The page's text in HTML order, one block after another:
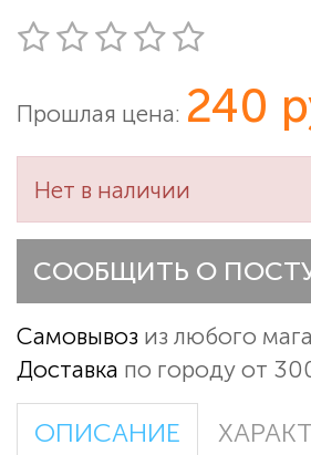
Прошлая цена: 240
Нет в наличии
СООБЩИТЬ О
Самовывоз из любого
Доставка по городу от
ОПИСАНИЕ